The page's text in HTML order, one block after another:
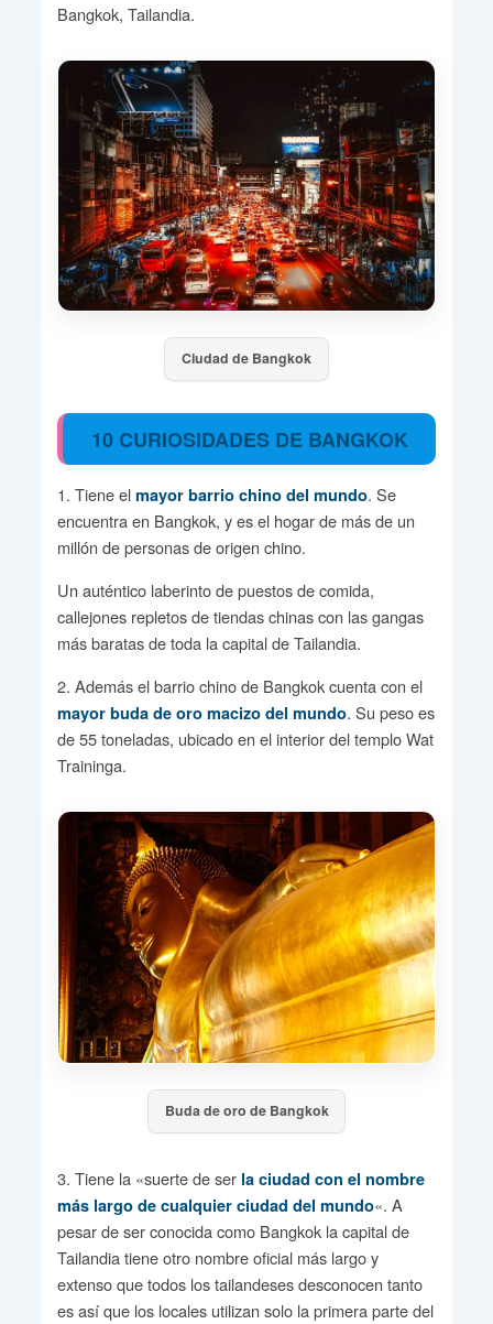
Bangkok, Tailandia.
Ciudad de Bangkok
10 CURIOSIDADES DE BANGKOK
1. Tiene el mayor barrio chino del mundo. Se
encuentra en Bangkok, y es el hogar de más de un
millón de personas de origen chino.
Un auténtico laberinto de puestos de comida,
callejones repletos de tiendas chinas con las gangas
más baratas de toda la capital de Tailandia.
2. Además el barrio chino de Bangkok cuenta con el
mayor buda de oro macizo del mundo. Su peso es
de 55 toneladas, ubicado en el interior del templo Wat
Traininga.
Buda de oro de Bangkok
3. Tiene la «suerte de serla ciudad con el nombre
más largo de cualquier ciudad del mundo«. A
pesar de ser conocida como Bangkok la capital de
Tailandia tiene otro nombre oficial más largo y
extenso que todos los tailandeses desconocen tanto
es así que los locales utilizan solo la primera parte del